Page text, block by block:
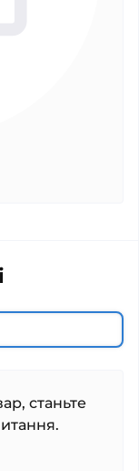
станьте